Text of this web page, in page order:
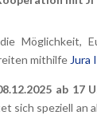
Möglichkeit,
mithilfeJura
ab 17
sich speziell an